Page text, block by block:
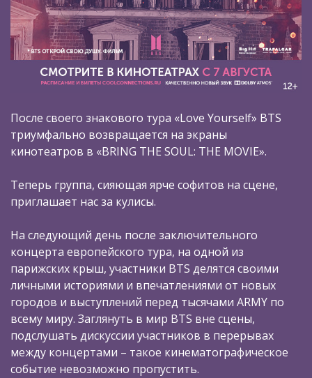
После своего знакового тура «Love Yourself» BTS
триумфально возвращается на экраны
кинотеатров в «BRING THE SOUL: THE MOVIE».
Теперь группа, сияющая ярче софитов на сцене,
приглашает нас за кулисы.
На следующий день после заключительного
концерта европейского тура, на одной из
парижских крыш, участники BTS делятся своими
личными историями и впечатлениями от новых
городов и выступлений перед тысячами ARMY по
всему миру. Заглянуть в мир BTS вне сцены,
подслушать дискуссии участников в перерывах
между концертами – такое кинематографическое
событие невозможно пропустить.